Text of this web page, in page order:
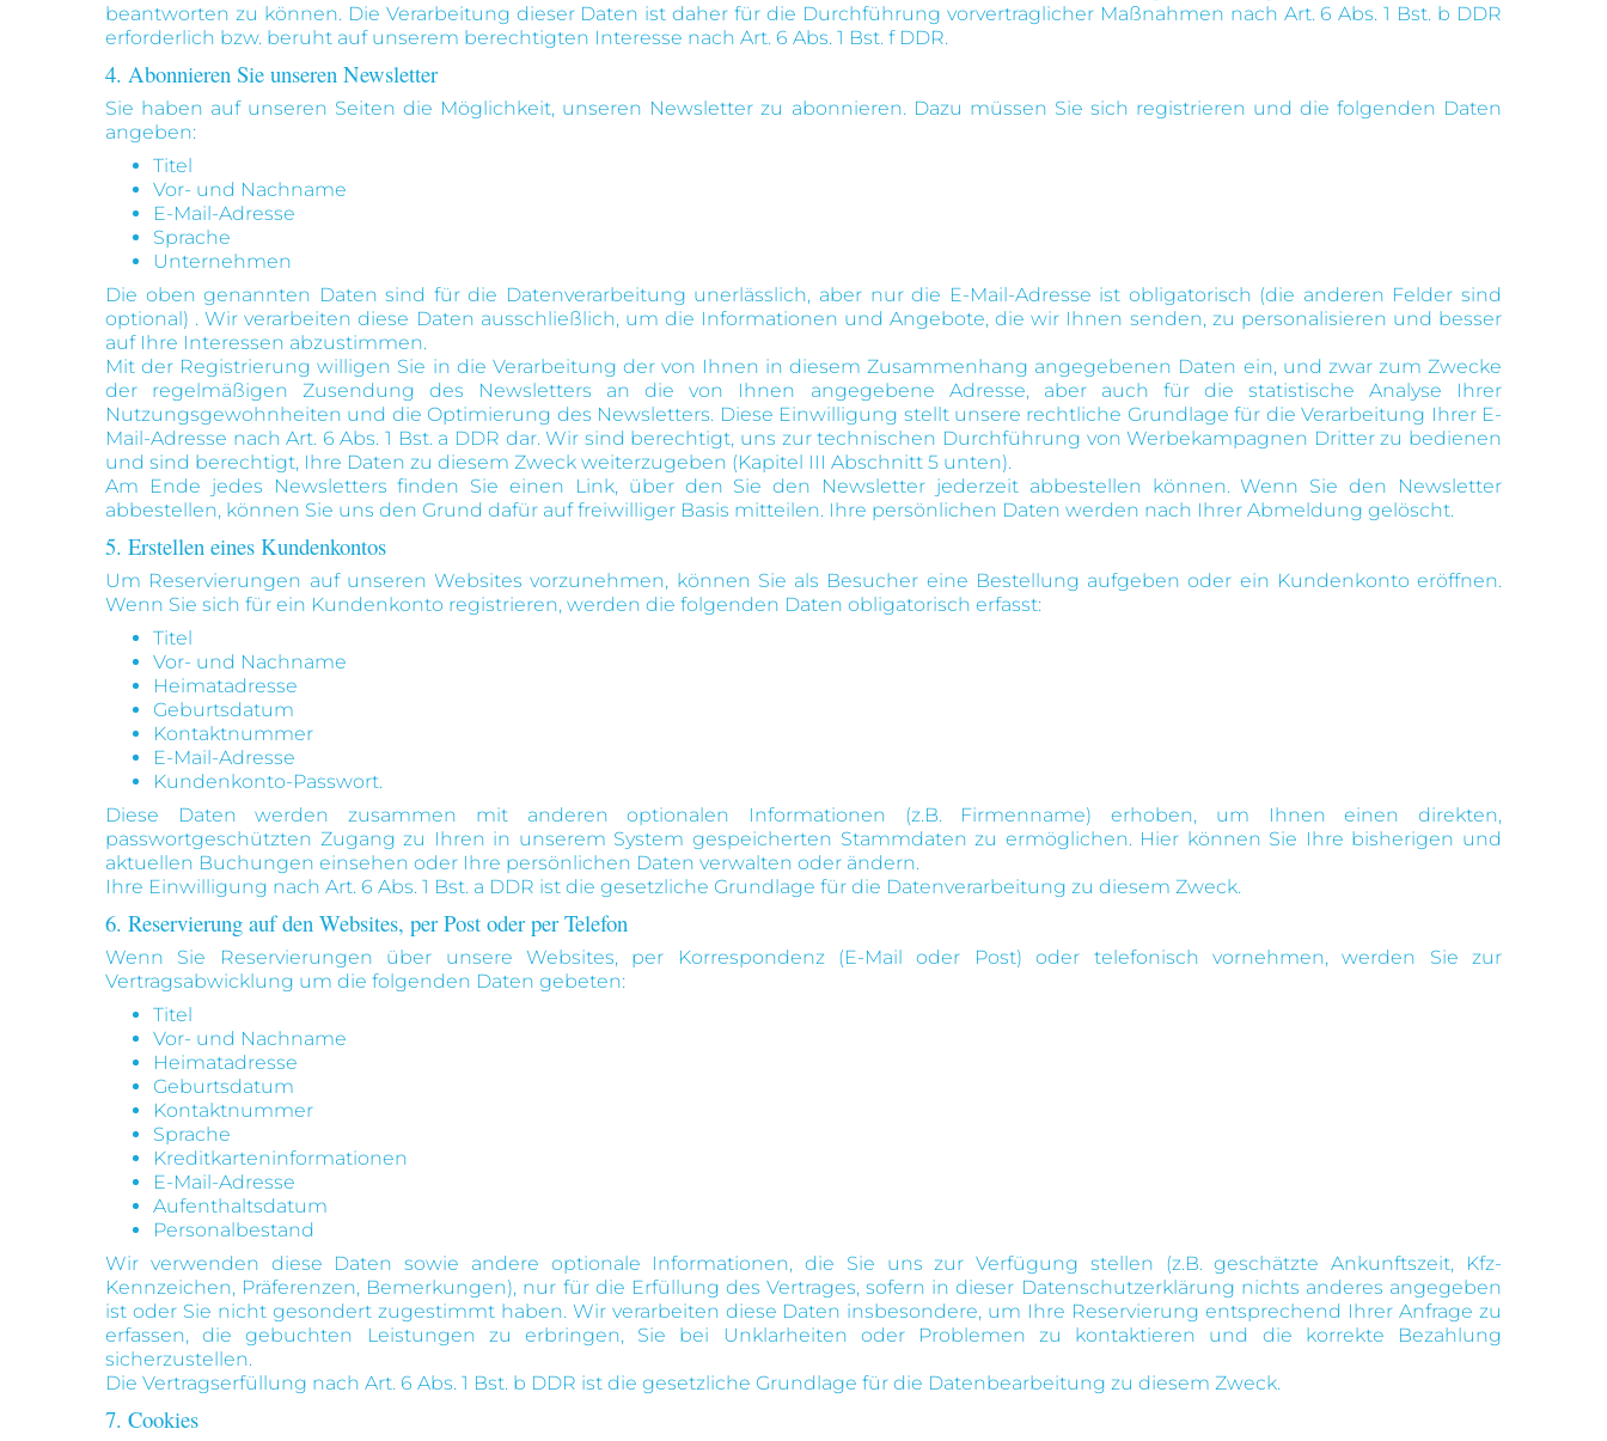
beantworten zu können. Die Verarbeitung dieser Daten ist daher für die Durchführung vorvertraglicher Maßnahmen nach Art. 6 Abs. 1 Bst. b DDR
erforderlich bzw. beruht auf unserem berechtigten Interesse nach Art. 6 Abs. 1 Bst. f DDR.
4. Abonnieren Sie unseren Newsletter
Sie haben auf unseren Seiten die Möglichkeit, unseren Newsletter zu abonnieren. Dazu müssen Sie sich registrieren und die folgenden Daten
angeben:
Titel
Vor- und Nachname
E-Mail-Adresse
Sprache
Unternehmen
Die oben genannten Daten sind für die Datenverarbeitung unerlässlich, aber nur die E-Mail-Adresse ist obligatorisch (die anderen Felder sind
optional) . Wir verarbeiten diese Daten ausschließlich, um die Informationen und Angebote, die wir Ihnen senden, zu personalisieren und besser
auf Ihre Interessen abzustimmen.
Mit der Registrierung willigen Sie in die Verarbeitung der von Ihnen in diesem Zusammenhang angegebenen Daten ein, und zwar zum Zwecke
der regelmäßigen Zusendung des Newsletters an die von Ihnen angegebene Adresse, aber auch für die statistische Analyse Ihrer
Nutzungsgewohnheiten und die Optimierung des Newsletters. Diese Einwilligung stellt unsere rechtliche Grundlage für die Verarbeitung Ihrer E-
Mail-Adresse nach Art. 6 Abs. 1 Bst. a DDR dar. Wir sind berechtigt, uns zur technischen Durchführung von Werbekampagnen Dritter zu bedienen
und sind berechtigt, Ihre Daten zu diesem Zweck weiterzugeben (Kapitel III Abschnitt 5 unten).
Am Ende jedes Newsletters finden Sie einen Link, über den Sie den Newsletter jederzeit abbestellen können. Wenn Sie den Newsletter
abbestellen, können Sie uns den Grund dafür auf freiwilliger Basis mitteilen. Ihre persönlichen Daten werden nach Ihrer Abmeldung gelöscht.
5. Erstellen eines Kundenkontos
Um Reservierungen auf unseren Websites vorzunehmen, können Sie als Besucher eine Bestellung aufgeben oder ein Kundenkonto eröffnen.
Wenn Sie sich für ein Kundenkonto registrieren, werden die folgenden Daten obligatorisch erfasst:
Titel
Vor- und Nachname
Heimatadresse
Geburtsdatum
Kontaktnummer
E-Mail-Adresse
Kundenkonto-Passwort.
Diese Daten werden zusammen mit anderen optionalen Informationen (z.B. Firmenname) erhoben, um Ihnen einen direkten,
passwortgeschützten Zugang zu Ihren in unserem System gespeicherten Stammdaten zu ermöglichen. Hier können Sie Ihre bisherigen und
aktuellen Buchungen einsehen oder Ihre persönlichen Daten verwalten oder ändern.
Ihre Einwilligung nach Art. 6 Abs. 1 Bst. a DDR ist die gesetzliche Grundlage für die Datenverarbeitung zu diesem Zweck.
6. Reservierung auf den Websites, per Post oder per Telefon
Wenn Sie Reservierungen über unsere Websites, per Korrespondenz (E-Mail oder Post) oder telefonisch vornehmen, werden Sie zur
Vertragsabwicklung um die folgenden Daten gebeten:
Titel
Vor- und Nachname
Heimatadresse
Geburtsdatum
Kontaktnummer
Sprache
Kreditkarteninformationen
E-Mail-Adresse
Aufenthaltsdatum
Personalbestand
Wir verwenden diese Daten sowie andere optionale Informationen, die Sie uns zur Verfügung stellen (z.B. geschätzte Ankunftszeit, Kfz-
Kennzeichen, Präferenzen, Bemerkungen), nur für die Erfüllung des Vertrages, sofern in dieser Datenschutzerklärung nichts anderes angegeben
ist oder Sie nicht gesondert zugestimmt haben. Wir verarbeiten diese Daten insbesondere, um Ihre Reservierung entsprechend Ihrer Anfrage zu
erfassen, die gebuchten Leistungen zu erbringen, Sie bei Unklarheiten oder Problemen zu kontaktieren und die korrekte Bezahlung
sicherzustellen.
Die Vertragserfüllung nach Art. 6 Abs. 1 Bst. b DDR ist die gesetzliche Grundlage für die Datenbearbeitung zu diesem Zweck.
7. Cookies